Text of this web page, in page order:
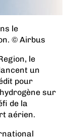
le
© Airbus
le
un
pour
sur
de la
aérien.